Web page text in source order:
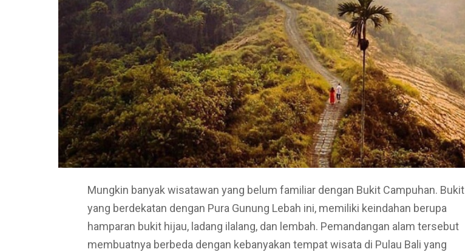
Mungkin banyak wisatawan yang belum familiar dengan Bukit Campuhan. Bukit
yang berdekatan dengan Pura Gunung Lebah ini, memiliki keindahan berupa
hamparan bukit hijau, ladang ilalang, dan lembah. Pemandangan alam tersebut
membuatnya berbeda dengan kebanyakan tempat wisata di Pulau Bali yang